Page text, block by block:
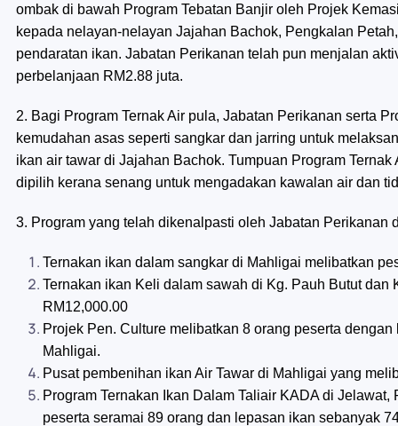
ombak di bawah Program Tebatan Banjir oleh Projek
kepada nelayan-nelayan Jajahan Bachok, Pengkalan
pendaratan ikan. Jabatan Perikanan telah pun menjalan
perbelanjaan RM2.88 juta.
2. Bagi Program Ternak Air pula, Jabatan Perikanan serta
kemudahan asas seperti sangkar dan jarring untuk
ikan air tawar di Jajahan Bachok. Tumpuan Program
dipilih kerana senang untuk mengadakan kawalan air dan
3. Program yang telah dikenalpasti oleh Jabatan Perikanan
Ternakan ikan dalam sangkar di Mahligai melibatkan
Ternakan ikan Keli dalam sawah di Kg. Pauh Butut
RM12,000.00
Projek Pen. Culture melibatkan 8 orang peserta
Mahligai.
Pusat pembenihan ikan Air Tawar di Mahligai yang
Program Ternakan Ikan Dalam Taliair KADA di
peserta seramai 89 orang dan lepasan ikan sebanyak